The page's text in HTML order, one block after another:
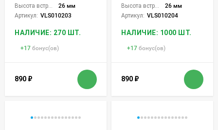
26 мм
Артикул: VLS010203
НАЛИЧИЕ: 270 ШТ.
+17 бонус(ов)
890 ₽
26 мм
Артикул: VLS010204
НАЛИЧИЕ: 1000 ШТ.
+17 бонус(ов)
890 ₽